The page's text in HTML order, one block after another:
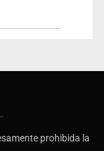
prohibida la